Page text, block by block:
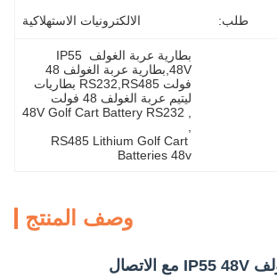
طلب: الالكترونيات الاستهلاكية
بطارية عربة الغولف IP55
ليتيم عربة الغولف 48 فولت
48V Golf Cart Battery RS232
RS485 Lithium Golf Cart
Batteries 48v
وصف المنتج
بطارية عربة الغولف IP55 48V مع الاتصال